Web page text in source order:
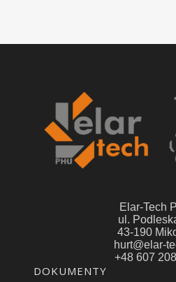
Elar-Tech
ul.
43-190
hurt@elar-
+48 607
Linki w stopce
DOKUMENTY